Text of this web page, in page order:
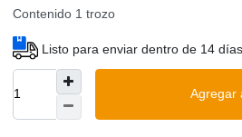
Contenido 1 trozo
Listo para enviar dentro de 14
Agregar